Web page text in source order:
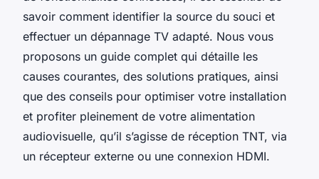
savoir comment identifier la source du souci et
effectuer un dépannage TV adapté. Nous vous
proposons un guide complet qui détaille les
causes courantes, des solutions pratiques, ainsi
que des conseils pour optimiser votre installation
et profiter pleinement de votre alimentation
audiovisuelle, qu’il s’agisse de réception TNT, via
un récepteur externe ou une connexion HDMI.